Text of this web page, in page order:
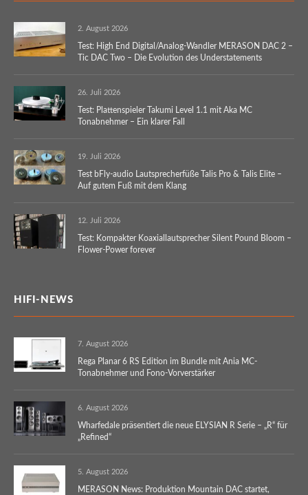
2. August 2026
Test: High End Digital/Analog-Wandler MERASON DAC 2 –
Tic DAC Two – Die Evolution des Understatements
26. Juli 2026
Test: Plattenspieler Takumi Level 1.1 mit Aka MC
Tonabnehmer – Ein klarer Fall
19. Juli 2026
Test bFly-audio Lautsprecherfüße Talis Pro & Talis Elite –
Auf gutem Fuß mit dem Klang
12. Juli 2026
Test: Kompakter Koaxiallautsprecher Silent Pound Bloom –
Flower-Power forever
HIFI-NEWS
7. August 2026
Rega Planar 6 RS Edition im Bundle mit Ania MC-
Tonabnehmer und Fono-Vorverstärker
6. August 2026
Wharfedale präsentiert die neue ELYSIAN R Serie – „R“ für
„Refined“
5. August 2026
MERASON News: Produktion Mountain DAC startet,